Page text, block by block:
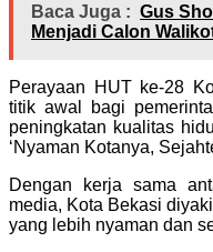
Baca Juga : Gus
Menjadi Calon
Perayaan HUT ke-28
titik awal bagi
peningkatan kualitas
‘Nyaman Kotanya,
Dengan kerja sama
media, Kota Bekasi
yang lebih nyaman dan